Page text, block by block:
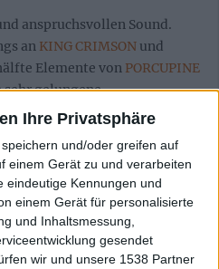
Ihre Privatsphäre
und/oder greifen auf
einem Gerät zu und verarbeiten
eindeutige Kennungen und
einem Gerät für personalisierte
und Inhaltsmessung,
gesendet
wir und unsere 1538 Partner
anspruchsvollen Sound.
an KING CRIMSON und
Elemente von PORCUPINE
gelungene
Rock der Siebziger
und
POLIS die Spannung
Langeweile auf. Die
intelligent gestaltet und
Finalen. “Mantra“ hat